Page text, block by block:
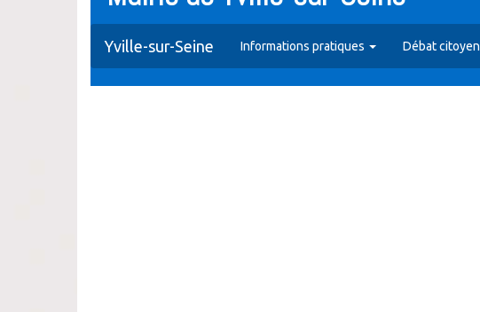
Yville-sur-Seine Informations pratiques Débat citoyen